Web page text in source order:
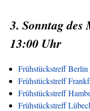
3. Sonntag des
13:00 Uhr
Frühstückstreff Berlin
Frühstückstreff
Frühstückstreff
Frühstückstreff